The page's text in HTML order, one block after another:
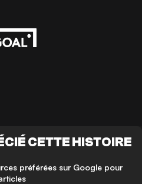
CETTE HISTOIRE
préférées sur Google pour